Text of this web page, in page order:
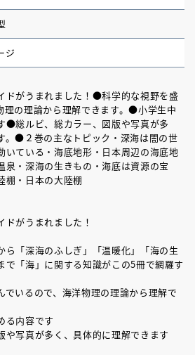
ジ
ドがうまれました！●科学的な視野を盛
理の理論から理解できます。●小学生中
●総ルビ、総カラー、図版や写真が多
。●２巻の主なトピック・深海は闇の世
いている・海底地形・日本周辺の海底地
泉・深海の生きもの・海底は資源の宝
棚・日本の大陸棚
ドがうまれました！
「深海のふしぎ」「温暖化」「海の生
で「海」に関する知識がこの5冊で網羅す
いるので、海洋物理の理論から理解で
る内容です
写真が多く、具体的に理解できます